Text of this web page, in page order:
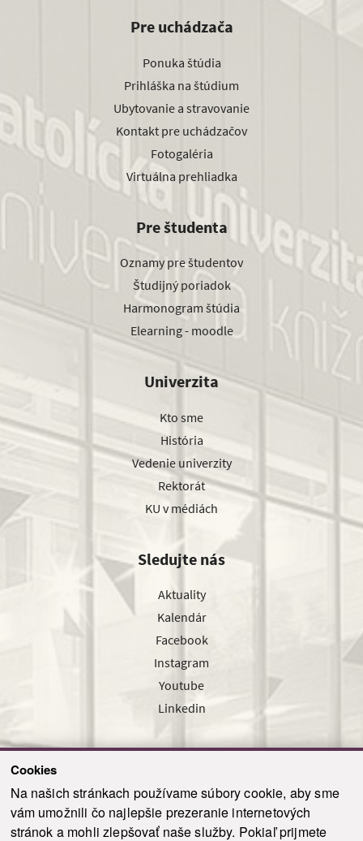
Cookies
Na našich stránkach používame súbory cookie, aby sme
vám umožnili čo najlepšie prezeranie internetových
stránok a mohli zlepšovať naše služby. Pokiaľ prijmete
Pre uchádzača
Ponuka štúdia
Prihláška na štúdium
Ubytovanie a stravovanie
Kontakt pre uchádzačov
Fotogaléria
Virtuálna prehliadka
Pre študenta
Oznamy pre študentov
Študijný poriadok
Harmonogram štúdia
Elearning - moodle
Univerzita
Kto sme
História
Vedenie univerzity
Rektorát
KU v médiách
Sledujte nás
Aktuality
Kalendár
Facebook
Instagram
Youtube
Linkedin